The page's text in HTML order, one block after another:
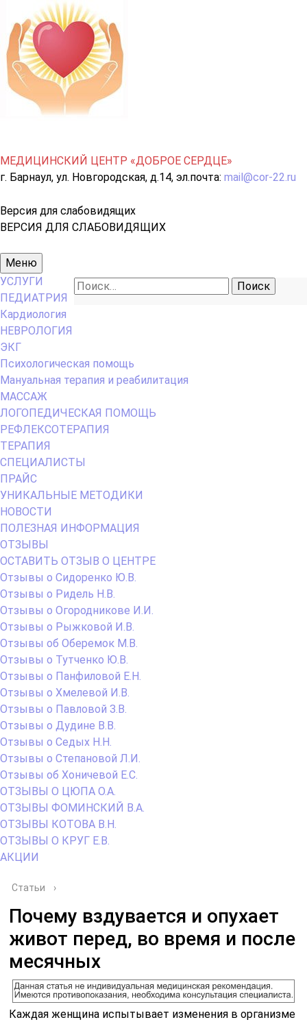
МЕДИЦИНСКИЙ ЦЕНТР «ДОБРОЕ СЕРДЦЕ»
г. Барнаул, ул. Новгородская, д.14, эл.почта: mail@cor-22.ru
Версия для слабовидящих
ВЕРСИЯ ДЛЯ СЛАБОВИДЯЩИХ
Основное
меню
Меню
Найти:
УСЛУГИ
ПЕДИАТРИЯ
Кардиология
НЕВРОЛОГИЯ
ЭКГ
Психологическая помощь
Мануальная терапия и реабилитация
МАССАЖ
ЛОГОПЕДИЧЕСКАЯ ПОМОЩЬ
РЕФЛЕКСОТЕРАПИЯ
ТЕРАПИЯ
СПЕЦИАЛИСТЫ
ПРАЙС
УНИКАЛЬНЫЕ МЕТОДИКИ
НОВОСТИ
ПОЛЕЗНАЯ ИНФОРМАЦИЯ
ОТЗЫВЫ
ОСТАВИТЬ ОТЗЫВ О ЦЕНТРЕ
Отзывы о Сидоренко Ю.В.
Отзывы о Ридель Н.В.
Отзывы о Огородникове И.И.
Отзывы о Рыжковой И.В.
Отзывы об Оберемок М.В.
Отзывы о Тутченко Ю.В.
Отзывы о Панфиловой Е.Н.
Отзывы о Хмелевой И.В.
Отзывы о Павловой З.В.
Отзывы о Дудине В.В.
Отзывы о Седых Н.Н.
Отзывы о Степановой Л.И.
Отзывы об Хоничевой Е.С.
ОТЗЫВЫ О ЦЮПА О.А.
ОТЗЫВЫ ФОМИНСКИЙ В.А.
ОТЗЫВЫ КОТОВА В.Н.
ОТЗЫВЫ О КРУГ Е.В.
АКЦИИ
Статьи ›
Почему вздувается и опухает
живот перед, во время и после
месячных
Каждая женщина испытывает изменения в организме